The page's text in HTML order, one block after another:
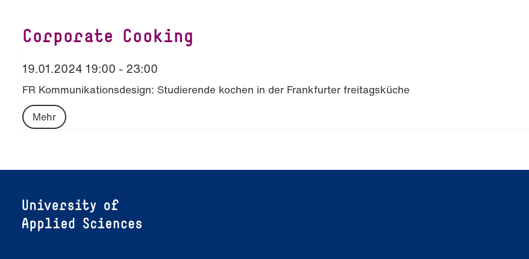
Corporate Cooking
19.01.2024 19:00 - 23:00
FR Kommunikationsdesign: Studierende kochen in der Frankfurter freitagsküche
Mehr